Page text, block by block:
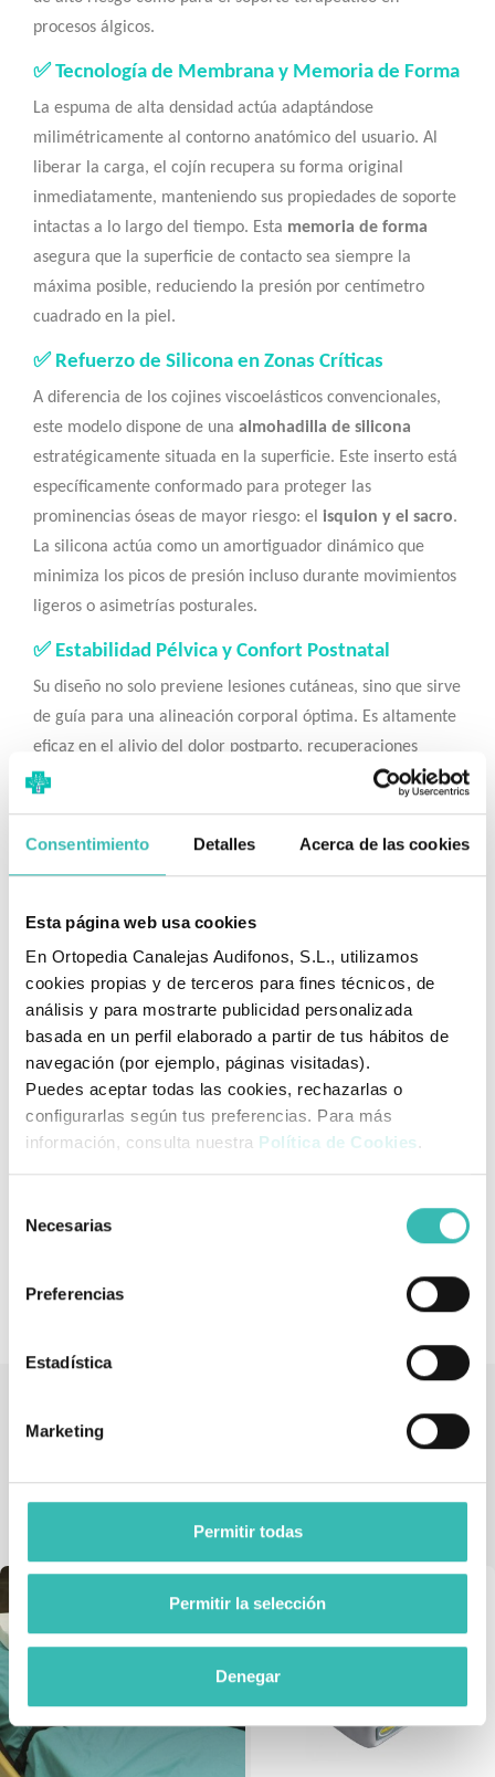
Consentimiento Detalles Acerca de las cookies
Esta página web usa cookies
En Ortopedia Canalejas Audifonos, S.L., utilizamos
cookies propias y de terceros para fines técnicos, de
análisis y para mostrarte publicidad personalizada
basada en un perfil elaborado a partir de tus hábitos de
navegación (por ejemplo, páginas visitadas).
Puedes aceptar todas las cookies, rechazarlas o
configurarlas según tus preferencias. Para más
información, consulta nuestra Política de Cookies .
Necesarias
Preferencias
Estadística
Marketing
Permitir todas
Permitir la selección
Denegar
procesos álgicos.
✅ Tecnología de Membrana y Memoria de Forma
La espuma de alta densidad actúa adaptándose
milimétricamente al contorno anatómico del usuario. Al
liberar la carga, el cojín recupera su forma original
inmediatamente, manteniendo sus propiedades de soporte
intactas a lo largo del tiempo. Esta memoria de forma
asegura que la superficie de contacto sea siempre la
máxima posible, reduciendo la presión por centímetro
cuadrado en la piel.
✅ Refuerzo de Silicona en Zonas Críticas
A diferencia de los cojines viscoelásticos convencionales,
este modelo dispone de una almohadilla de silicona
estratégicamente situada en la superficie. Este inserto está
específicamente conformado para proteger las
prominencias óseas de mayor riesgo: el isquion y el sacro.
La silicona actúa como un amortiguador dinámico que
minimiza los picos de presión incluso durante movimientos
ligeros o asimetrías posturales.
✅ Estabilidad Pélvica y Confort Postnatal
Su diseño no solo previene lesiones cutáneas, sino que sirve
de guía para una alineación corporal óptima. Es altamente
eficaz en el alivio del dolor postparto, recuperaciones
postoperatorias y en casos de dolor anal crónico idiopático
estable, reduce la fatiga muscular y ayuda en los cambios
✅ Indicaciones Principales
Alto Riesgo de Escaras:
Personas que permanecen
sentadas durante periodos prolongados.
Procesos Álgicos:
Fracturas sacrococcígeas, hemorroides o
recuperaciones quirúrgicas.
Control Postural:
Necesidad de corregir asimetrías o
mejorar la estabilidad desde la pelvis.
Versatilidad:Apto para usuarios con o sin incontinencia
Tienda de artículos ortopédicos
También podría interesarle